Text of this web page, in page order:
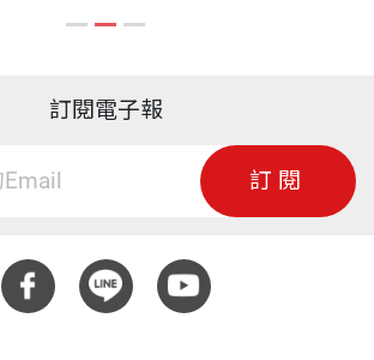
訂閱電子報
訂閱